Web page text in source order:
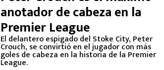
anotador de cabeza en la
Premier League
El delantero espigado del Stoke City, Peter
Crouch, se convirtió en el jugador con más
goles de cabeza en la historia de la Premier
League.